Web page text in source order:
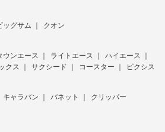
ッグサム クオン
ウンエース ライトエース
ハイエース
クス サクシード コースター ピクシス
キャラバン バネット クリッパー